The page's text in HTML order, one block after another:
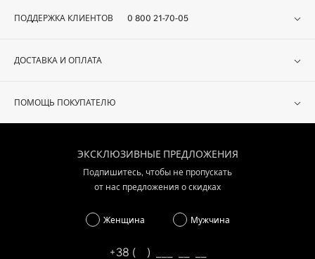
ПОДДЕРЖКА КЛИЕНТОВ 0 800 21-70-05
ДОСТАВКА И ОПЛАТА
ПОМОЩЬ ПОКУПАТЕЛЮ
ЭКСКЛЮЗИВНЫЕ ПРЕДЛОЖЕНИЯ
Подпишитесь, чтобы не пропускать
от нас предложения о скидках
Женщина Мужчина